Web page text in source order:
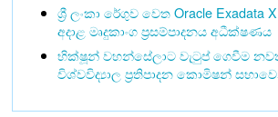
ශ්‍රී ලංකා රේගුව වෙත Oracle Exadata
අදාළ මෘදුකාංග ප්‍රසම්පාදනය අධීක්ෂණය
භික්ෂූන් වහන්සේලාට වැටුප් ගෙවීම
විශ්වවිද්‍යාල ප්‍රතිපාදන කොමිෂන්